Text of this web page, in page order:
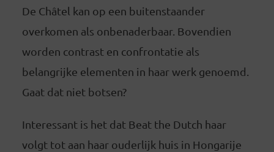
De Châtel kan op een buitenstaander
overkomen als onbenaderbaar. Bovendien
worden contrast en confrontatie als
belangrijke elementen in haar werk genoemd.
Gaat dat niet botsen?
Interessant is het dat Beat the Dutch haar
volgt tot aan haar ouderlijk huis in Hongarije